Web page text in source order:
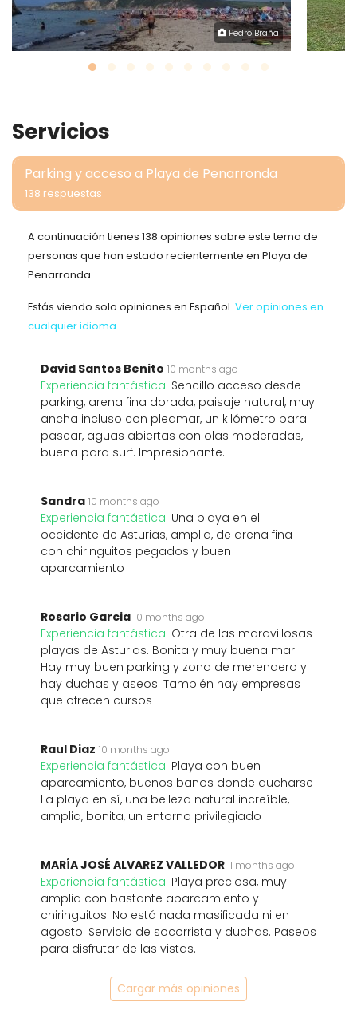
Pedro Braña
Servicios
Parking y acceso a Playa de Penarronda
138 respuestas
A continuación tienes 138 opiniones sobre este tema de
personas que han estado recientemente en Playa de
Penarronda.
Estás viendo solo opiniones en Español. Ver opiniones en
cualquier idioma
David Santos Benito 10 months ago
Experiencia fantástica: Sencillo acceso desde
parking, arena fina dorada, paisaje natural, muy
ancha incluso con pleamar, un kilómetro para
pasear, aguas abiertas con olas moderadas,
buena para surf. Impresionante.
Sandra 10 months ago
Experiencia fantástica: Una playa en el
occidente de Asturias, amplia, de arena fina
con chiringuitos pegados y buen
aparcamiento
Rosario Garcia 10 months ago
Experiencia fantástica: Otra de las maravillosas
playas de Asturias. Bonita y muy buena mar.
Hay muy buen parking y zona de merendero y
hay duchas y aseos. También hay empresas
que ofrecen cursos
Raul Diaz 10 months ago
Experiencia fantástica: Playa con buen
aparcamiento, buenos baños donde ducharse
La playa en sí, una belleza natural increíble,
amplia, bonita, un entorno privilegiado
MARÍA JOSÉ ALVAREZ VALLEDOR 11 months ago
Experiencia fantástica: Playa preciosa, muy
amplia con bastante aparcamiento y
chiringuitos. No está nada masificada ni en
agosto. Servicio de socorrista y duchas. Paseos
para disfrutar de las vistas.
Cargar más opiniones